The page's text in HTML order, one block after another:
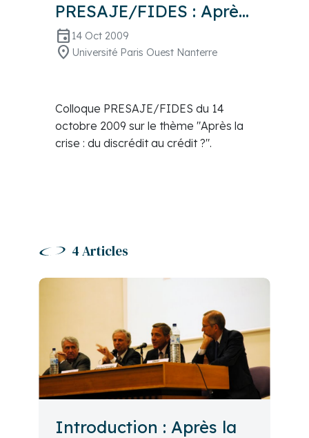
PRESAJE/FIDES : Après
la crise, du discrédit au
crédit ?
event 14 Oct 2009
location_on Université Paris Ouest Nanterre
Colloque PRESAJE/FIDES du 14
octobre 2009 sur le thème "Après la
crise : du discrédit au crédit ?".
4 Articles
Introduction : Après la